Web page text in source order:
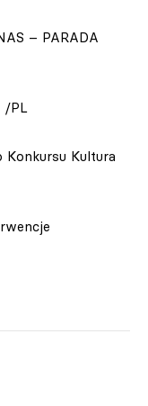
– PARADA
/PL
Konkursu Kultura